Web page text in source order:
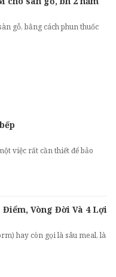
gỗ, bằng cách phun thuốc
việc rất cần thiết để bảo
Vòng Đời Và 4 Lợi
hay còn gọi là sâu meal, là